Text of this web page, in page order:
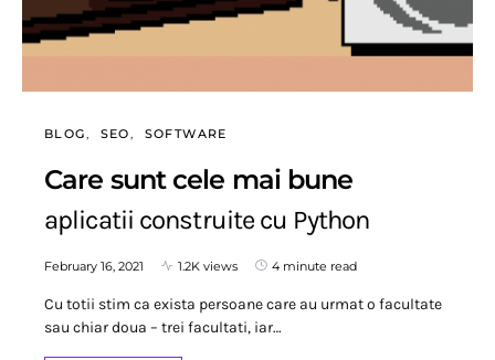
BLOG SEO SOFTWARE
Care sunt cele mai bune
aplicatii construite cu Python
February 16, 2021 1.2K views 4 minute read
Cu totii stim ca exista persoane care au urmat o facultate
sau chiar doua – trei facultati, iar…